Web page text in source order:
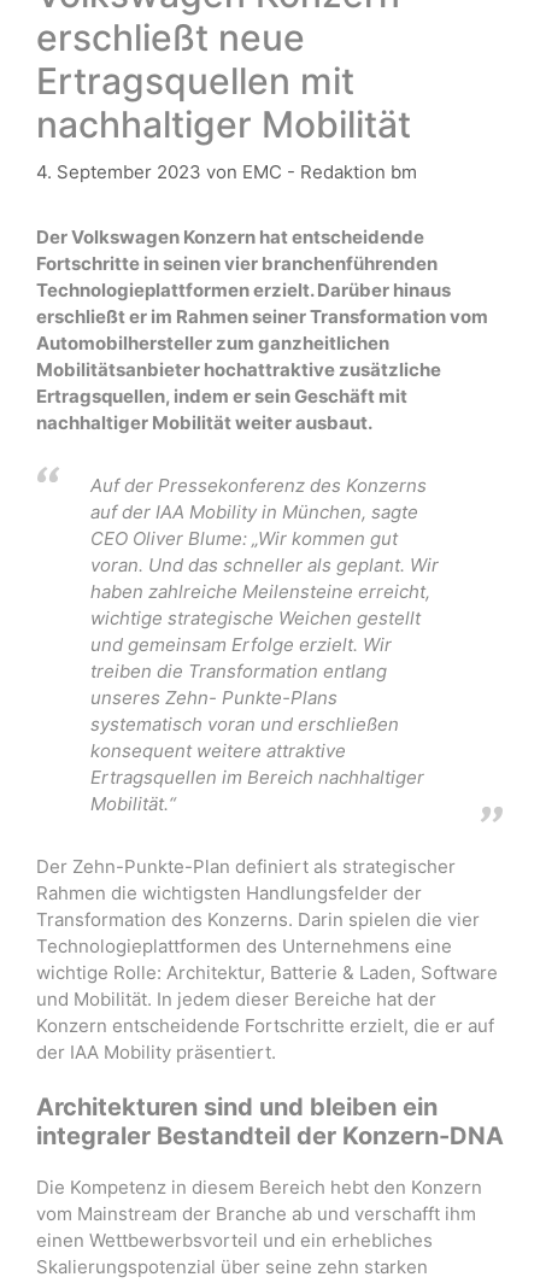
erschließt neue
Ertragsquellen mit
nachhaltiger Mobilität
4. September 2023 von EMC - Redaktion bm
Der Volkswagen Konzern hat entscheidende
Fortschritte in seinen vier branchenführenden
Technologieplattformen erzielt. Darüber hinaus
erschließt er im Rahmen seiner Transformation vom
Automobilhersteller zum ganzheitlichen
Mobilitätsanbieter hochattraktive zusätzliche
Ertragsquellen, indem er sein Geschäft mit
nachhaltiger Mobilität weiter ausbaut.
Auf der Pressekonferenz des Konzerns
auf der IAA Mobility in München, sagte
CEO Oliver Blume: „Wir kommen gut
voran. Und das schneller als geplant. Wir
haben zahlreiche Meilensteine erreicht,
wichtige strategische Weichen gestellt
und gemeinsam Erfolge erzielt. Wir
treiben die Transformation entlang
unseres Zehn- Punkte-Plans
systematisch voran und erschließen
konsequent weitere attraktive
Ertragsquellen im Bereich nachhaltiger
Mobilität.“
Der Zehn-Punkte-Plan definiert als strategischer
Rahmen die wichtigsten Handlungsfelder der
Transformation des Konzerns. Darin spielen die vier
Technologieplattformen des Unternehmens eine
wichtige Rolle: Architektur, Batterie & Laden, Software
und Mobilität. In jedem dieser Bereiche hat der
Konzern entscheidende Fortschritte erzielt, die er auf
der IAA Mobility präsentiert.
Architekturen sind und bleiben ein
integraler Bestandteil der Konzern-DNA
Die Kompetenz in diesem Bereich hebt den Konzern
vom Mainstream der Branche ab und verschafft ihm
einen Wettbewerbsvorteil und ein erhebliches
Skalierungspotenzial über seine zehn starken